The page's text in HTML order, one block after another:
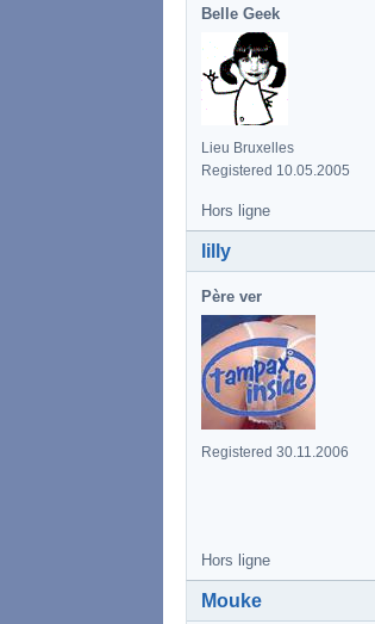
Belle Geek
Lieu Bruxelles
Registered 10.05.2005
Hors ligne
lilly
Père ver
Registered 30.11.2006
Hors ligne
Mouke